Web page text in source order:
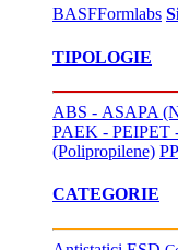
BASFFormlabs
TIPOLOGIE
ABS - ASAPA
PAEK - PEIPET
(Polipropilene)
CATEGORIE